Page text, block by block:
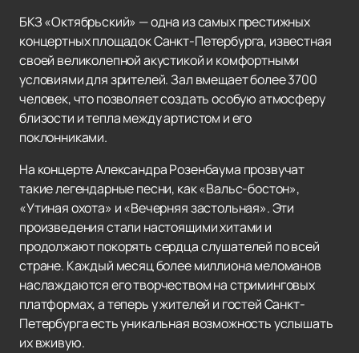
БКЗ «Октябрьский» — одна из самых престижных
концертных площадок Санкт-Петербурга, известная
своей великолепной акустикой и комфортными
условиями для зрителей. Зал вмещает более 3700
человек, что позволяет создать особую атмосферу
близости и тепла между артистом и его
поклонниками.
На концерте Александра Розенбаума прозвучат
такие легендарные песни, как «Вальс-бостон»,
«Утиная охота» и «Вечерняя застольная». Эти
произведения стали настоящими хитами и
продолжают покорять сердца слушателей по всей
стране. Каждый месяц более миллиона меломанов
наслаждаются его творчеством на стриминговых
платформах, а теперь у жителей и гостей Санкт-
Петербурга есть уникальная возможность услышать
их вживую.